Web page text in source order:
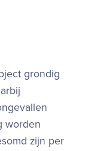
grondig
worden
zijn per